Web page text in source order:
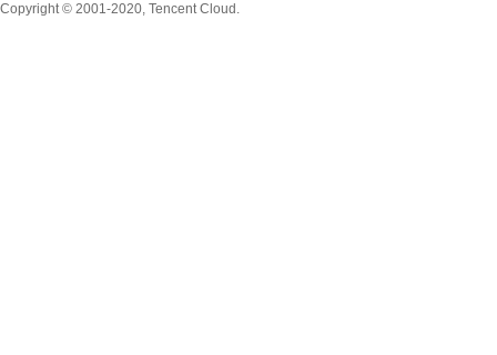
Copyright © 2001-2020, Tencent Cloud.